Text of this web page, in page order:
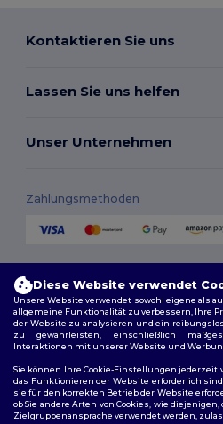
Kontaktieren Sie uns
Lassen Sie uns helfen
Unser Unternehmen
Zahlungsmethoden
Folge uns
Diese Website verwendet
Unsere Website verwendet sowohl eigene als
allgemeine Funktionalität zu verbessern, Ihre
der Website zu analysieren und ein
zu gewährleisten, einschließlich
Interaktionen mit unserer Website und
Sie können Ihre Cookie-Einstellungen jederzeit
das Funktionieren der Website erforderlich
sie für den korrekten Betrieb der Website
ob Sie andere Arten von Cookies, wie
Zielgruppenansprache verwendet werden,